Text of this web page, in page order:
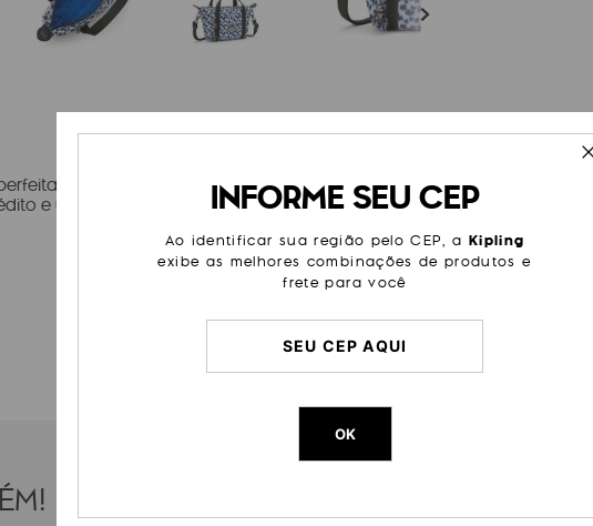
para quando você só quer trazer
e um cartão de crédito com você. Cor
Modelo
Tamanho
Litragem
INFORME SEU CEP
Ao identificar sua região pelo CEP, a Kipling
exibe as melhores combinações de produtos e
frete para você
OK